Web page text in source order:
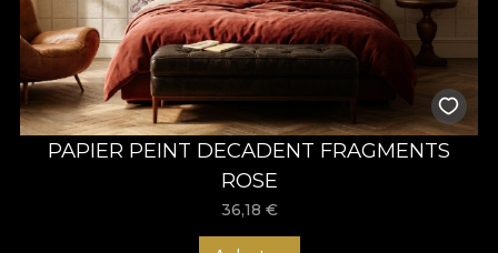
PAPIER PEINT DECADENT FRAGMENTS
ROSE
36,18 €